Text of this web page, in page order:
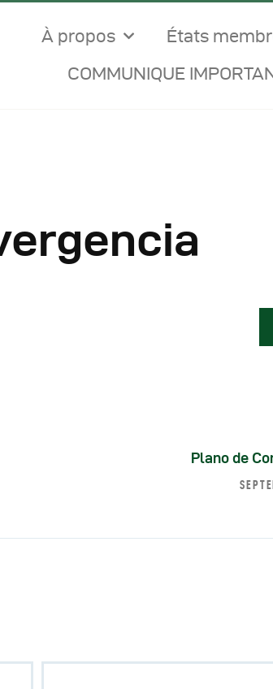
À propos États
COMMUNIQUE
Documents
Conseils Des
Publications
Plano de